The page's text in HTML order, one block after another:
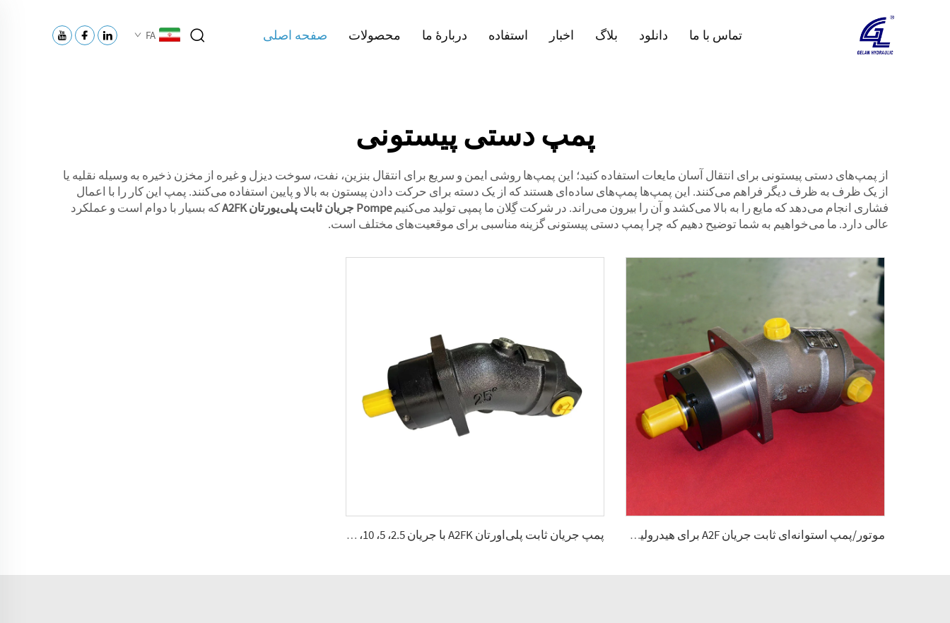
صفحه اصلی محصولات دربارهٔ ما استفاده اخبار بلاگ دانلود تماس با ما FA
پمپ دستی پیستونی
از پمپ‌های دستی پیستونی برای انتقال آسان مایعات استفاده کنید؛ این پمپ‌ها روشی ایمن و سریع برای انتقال بنزین، نفت، سوخت دیزل و غیره از مخزن ذخیره به وسیله نقلیه یا
از یک ظرف به ظرف دیگر فراهم می‌کنند. این پمپ‌ها پمپ‌های ساده‌ای هستند که از یک دسته برای حرکت دادن پیستون به بالا و پایین استفاده می‌کنند. پمپ این کار را با اعمال
فشاری انجام می‌دهد که مایع را به بالا می‌کشد و آن را بیرون می‌راند. در شرکت گِلان ما پمپی تولید می‌کنیمPompe جریان ثابت پلی‌یورتان A2FK
که بسیار با دوام است و عملکرد
عالی دارد. ما می‌خواهیم به شما توضیح دهیم که چرا پمپ دستی پیستونی گزینه مناسبی برای موقعیت‌های مختلف است.
موتور/پمپ استوانه‌ای ثابت جریان A2F برای هیدرولیک موبایل خواسته‌مند 2.5، 5، 10، 12، 28 پمپ جریان ثابت پلی‌اورتان A2FK با جریان 2.5، 5، 10، 12، 23، 28، 55، 80، 107 (سانتی‌متر مکعب بر دور)